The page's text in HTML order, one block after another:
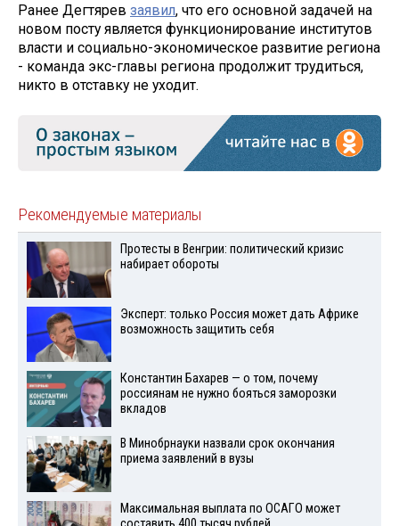
Ранее Дегтярев заявил, что его основной задачей на
новом посту является функционирование институтов
власти и социально-экономическое развитие региона
- команда экс-главы региона продолжит трудиться,
никто в отставку не уходит.
Рекомендуемые материалы
Протесты в Венгрии: политический кризис
набирает обороты
Эксперт: только Россия может дать Африке
возможность защитить себя
Константин Бахарев — о том, почему
россиянам не нужно бояться заморозки
вкладов
В Минобрнауки назвали срок окончания
приема заявлений в вузы
Максимальная выплата по ОСАГО может